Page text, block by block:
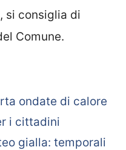
si consiglia di
Comune.
ondate di calore
i cittadini
gialla: temporali